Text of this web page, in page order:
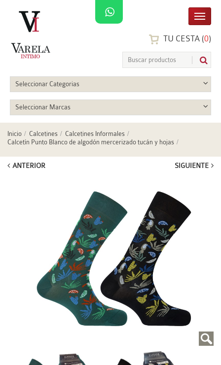
TU CESTA (0)
Seleccionar Categorias
Seleccionar Marcas
Inicio Calcetines
Calcetines Informales
Calcetín Punto Blanco de algodón mercerizado tucán y hojas
ANTERIOR SIGUIENTE